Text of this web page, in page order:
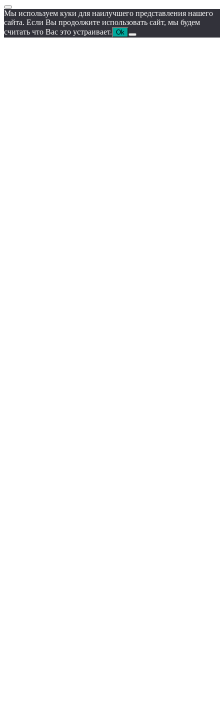
Мы используем куки для наилучшего представления нашего
сайта. Если Вы продолжите использовать сайт, мы будем
считать что Вас это устраивает. Ok